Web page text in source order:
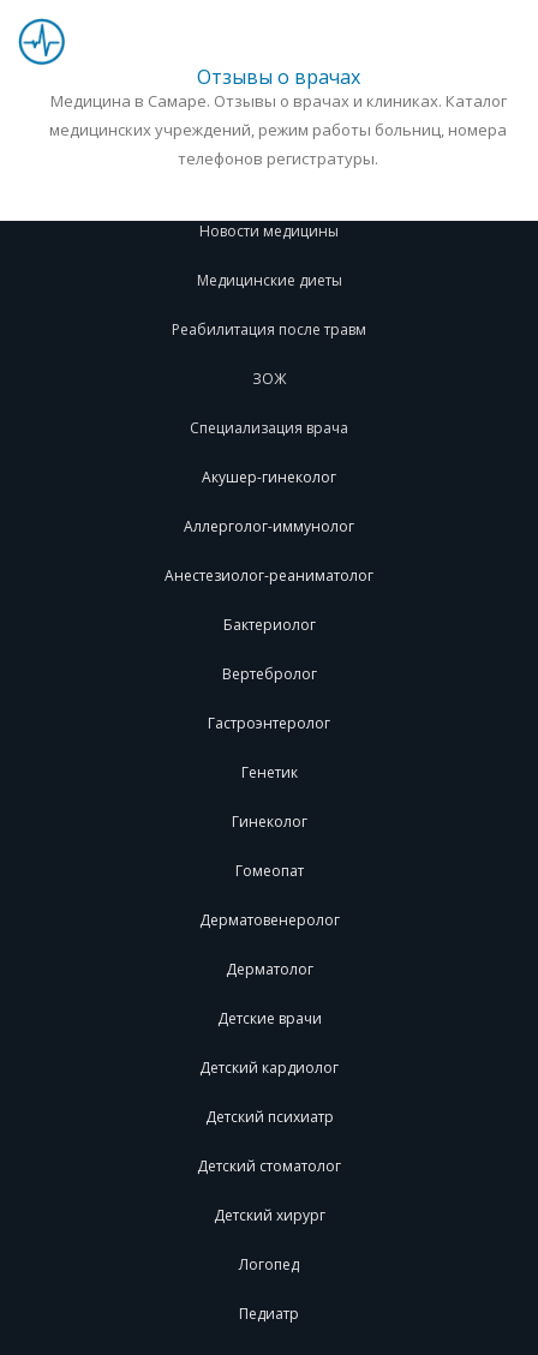
Отзывы о врачах
Медицина в Самаре. Отзывы о врачах и клиниках. Каталог
медицинских учреждений, режим работы больниц, номера
телефонов регистратуры.
Новости медицины
Медицинские диеты
Реабилитация после травм
ЗОЖ
Специализация врача
Акушер-гинеколог
Аллерголог-иммунолог
Анестезиолог-реаниматолог
Бактериолог
Вертебролог
Гастроэнтеролог
Генетик
Гинеколог
Гомеопат
Дерматовенеролог
Дерматолог
Детские врачи
Детский кардиолог
Детский психиатр
Детский стоматолог
Детский хирург
Логопед
Педиатр